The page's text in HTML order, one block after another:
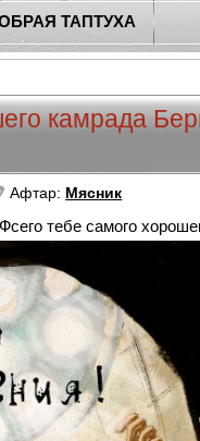
ТАПТУХА
камрада
Афтар: Мясник
тебе самого